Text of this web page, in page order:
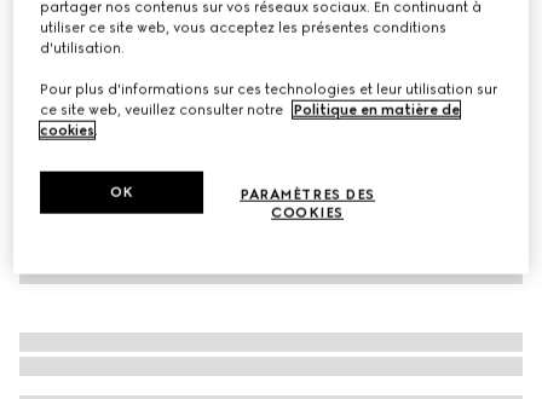
partager nos contenus sur vos réseaux sociaux. En continuant à
utiliser ce site web, vous acceptez les présentes conditions
d'utilisation.
Pour plus d'informations sur ces technologies et leur utilisation sur
ce site web, veuillez consulter notre
Politique en matière de
cookies.
PARAMÈTRES DES
COOKIES
OK